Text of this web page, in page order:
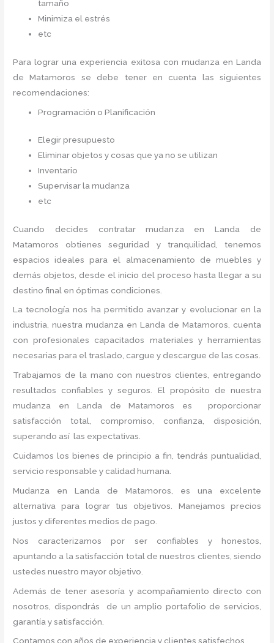
tamaño
Minimiza el estrés
etc
Para lograr una experiencia exitosa con mudanza en Landa
de Matamoros
se debe tener en cuenta las siguientes
recomendaciones:
Programación o Planificación
Elegir presupuesto
Eliminar objetos y cosas que ya no se utilizan
Inventario
Supervisar la mudanza
etc
Cuando decides contratar mudanza en Landa de
Matamoros
obtienes seguridad y tranquilidad, tenemos
espacios ideales para el almacenamiento de muebles y
demás objetos, desde el inicio del proceso hasta llegar a su
destino final en óptimas condiciones.
La tecnología nos ha permitido avanzar y evolucionar en la
industria, nuestra mudanza en Landa de Matamoros, cuenta
con profesionales capacitados materiales y herramientas
necesarias para el traslado, cargue y descargue de las cosas.
Trabajamos de la mano con nuestros clientes, entregando
resultados confiables y seguros. El propósito de nuestra
mudanza en Landa de Matamoros es proporcionar
satisfacción total, compromiso, confianza, disposición,
superando así las expectativas.
Cuidamos los bienes de principio a fin, tendrás puntualidad,
servicio responsable y calidad humana.
Mudanza en Landa de Matamoros, es una excelente
alternativa para lograr tus objetivos. Manejamos precios
justos y diferentes medios de pago.
Nos caracterizamos por ser confiables y honestos,
apuntando a la satisfacción total de nuestros clientes, siendo
ustedes nuestro mayor objetivo.
Además de tener asesoría y acompañamiento directo con
nosotros, dispondrás de un amplio portafolio de servicios,
garantía y satisfacción.
Contamos con años de experiencia y clientes satisfechos.